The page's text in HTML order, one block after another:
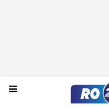
Domingo, 09